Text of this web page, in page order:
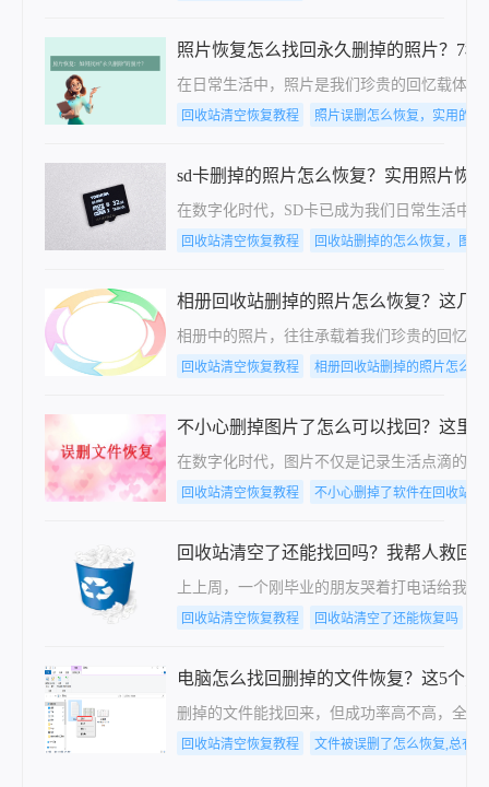
照片恢复怎么找回永久删掉的照片？7种
在日常生活中，照片是我们珍贵的回忆载体
回收站清空恢复教程 照片误删怎么恢复，实用的方
sd卡删掉的照片怎么恢复？实用照片恢
在数字化时代，SD卡已成为我们日常生活中
回收站清空恢复教程 回收站删掉的怎么恢复，图文
相册回收站删掉的照片怎么恢复？这几
相册中的照片，往往承载着我们珍贵的回忆
回收站清空恢复教程 相册回收站删掉的照片怎么恢
不小心删掉图片了怎么可以找回？这里
在数字化时代，图片不仅是记录生活点滴的
回收站清空恢复教程 不小心删掉了软件在回收站找
回收站清空了还能找回吗？我帮人救回
上上周，一个刚毕业的朋友哭着打电话给我
回收站清空恢复教程 回收站清空了还能恢复吗
电脑怎么找回删掉的文件恢复？这5个
删掉的文件能找回来，但成功率高不高，全
回收站清空恢复教程 文件被误删了怎么恢复,总有